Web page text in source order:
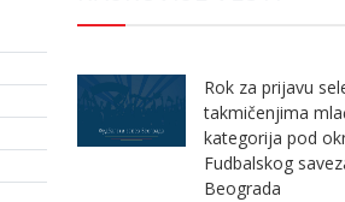
Rok za prijavu
takmičenjima
kategorija pod
Fudbalskog
Beograda